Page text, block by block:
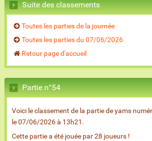
Suite des classements
Toutes les parties de la journée
Toutes les parties du 07/06/2026
Retour page d'accueil
Partie n°54
Voici le classement de la partie de yams
le 07/06/2026 à 13h21.
Cette partie a été jouée par 28 joueurs !